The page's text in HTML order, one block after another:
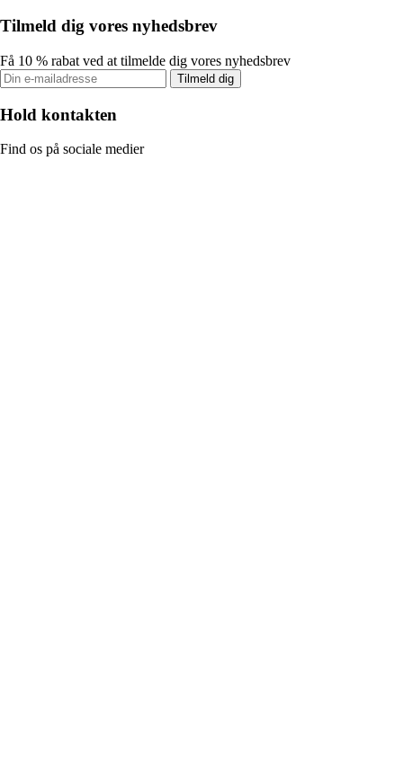
Tilmeld dig vores nyhedsbrev
Få 10 % rabat ved at tilmelde dig vores nyhedsbrev
Tilmeld dig
Hold kontakten
Find os på sociale medier